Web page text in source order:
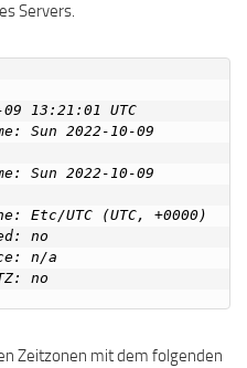
Servers.
13:21:01 UTC
no
Zeitzonen mit dem folgenden